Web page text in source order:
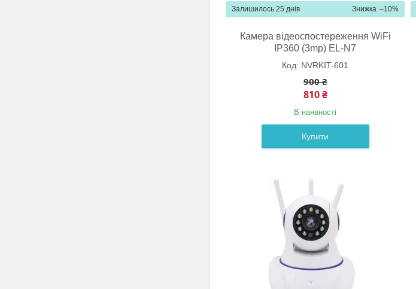
–10%
Залишилось 25 днів
Камера відеоспостереження WiFi
IP360 (3mp) EL-N7
NVRKIT-601
900 ₴
810 ₴
В наявності
Купити